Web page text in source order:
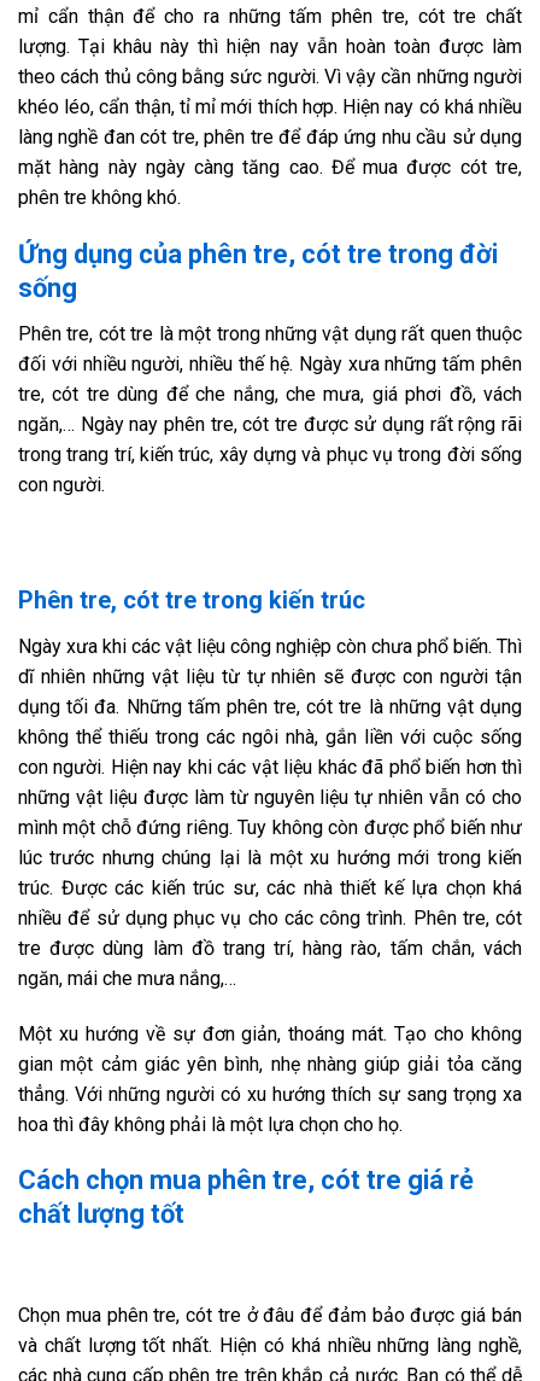
mỉ cẩn thận để cho ra những tấm phên tre, cót tre chất
lượng. Tại khâu này thì hiện nay vẫn hoàn toàn được làm
theo cách thủ công bằng sức người. Vì vậy cần những người
khéo léo, cẩn thận, tỉ mỉ mới thích hợp. Hiện nay có khá nhiều
làng nghề đan cót tre, phên tre để đáp ứng nhu cầu sử dụng
mặt hàng này ngày càng tăng cao. Để mua được cót tre,
phên tre không khó.
Ứng dụng của phên tre, cót tre trong đời
sống
Phên tre, cót tre là một trong những vật dụng rất quen thuộc
đối với nhiều người, nhiều thế hệ. Ngày xưa những tấm phên
tre, cót tre dùng để che nắng, che mưa, giá phơi đồ, vách
ngăn,… Ngày nay phên tre, cót tre được sử dụng rất rộng rãi
trong trang trí, kiến trúc, xây dựng và phục vụ trong đời sống
con người.
Phên tre, cót tre trong kiến trúc
Ngày xưa khi các vật liệu công nghiệp còn chưa phổ biến. Thì
dĩ nhiên những vật liệu từ tự nhiên sẽ được con người tận
dụng tối đa. Những tấm phên tre, cót tre là những vật dụng
không thể thiếu trong các ngôi nhà, gắn liền với cuộc sống
con người. Hiện nay khi các vật liệu khác đã phổ biến hơn thì
những vật liệu được làm từ nguyên liệu tự nhiên vẫn có cho
mình một chỗ đứng riêng. Tuy không còn được phổ biến như
lúc trước nhưng chúng lại là một xu hướng mới trong kiến
trúc. Được các kiến trúc sư, các nhà thiết kế lựa chọn khá
nhiều để sử dụng phục vụ cho các công trình. Phên tre, cót
tre được dùng làm đồ trang trí, hàng rào, tấm chắn, vách
ngăn, mái che mưa nắng,…
Một xu hướng về sự đơn giản, thoáng mát. Tạo cho không
gian một cảm giác yên bình, nhẹ nhàng giúp giải tỏa căng
thẳng. Với những người có xu hướng thích sự sang trọng xa
hoa thì đây không phải là một lựa chọn cho họ.
Cách chọn mua phên tre, cót tre giá rẻ
chất lượng tốt
Chọn mua phên tre, cót tre ở đâu để đảm bảo được giá bán
và chất lượng tốt nhất. Hiện có khá nhiều những làng nghề,
các nhà cung cấp phên tre trên khắp cả nước. Bạn có thể dễ